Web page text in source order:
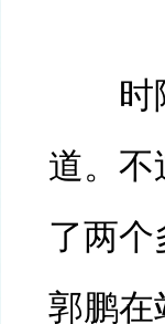
时隔
道。不
了两
郭鹏在